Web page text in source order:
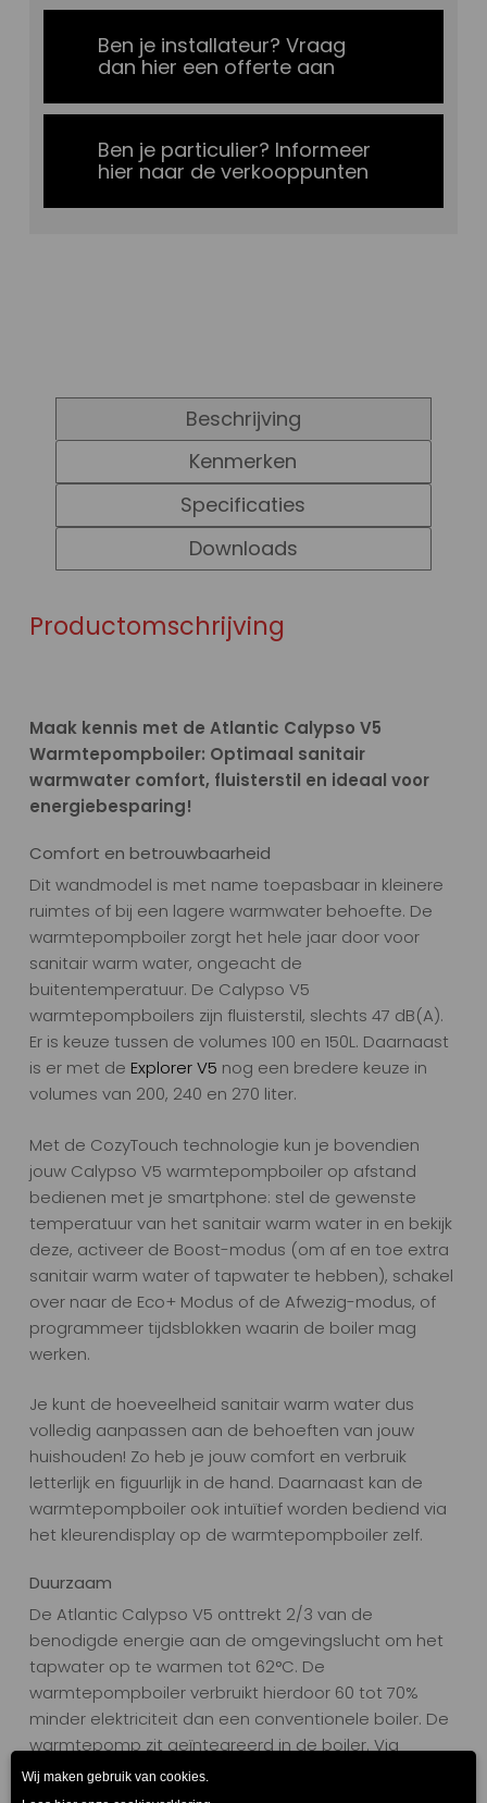
Ben je installateur? Vraag
dan hier een offerte aan
Ben je particulier? Informeer
hier naar de verkooppunten
Beschrijving
Kenmerken
Specificaties
Downloads
Productomschrijving
Maak kennis met de Atlantic Calypso V5
Warmtepompboiler: Optimaal sanitair
warmwater comfort, fluisterstil en ideaal voor
energiebesparing!
Comfort en betrouwbaarheid
Dit wandmodel is met name toepasbaar in kleinere
ruimtes of bij een lagere warmwater behoefte. De
warmtepompboiler zorgt het hele jaar door voor
sanitair warm water, ongeacht de
buitentemperatuur. De Calypso V5
warmtepompboilers zijn fluisterstil, slechts 47 dB(A).
Er is keuze tussen de volumes 100 en 150L. Daarnaast
is er met de Explorer V5 nog een bredere keuze in
volumes van 200, 240 en 270 liter.
Met de CozyTouch technologie kun je bovendien
jouw Calypso V5 warmtepompboiler op afstand
bedienen met je smartphone: stel de gewenste
temperatuur van het sanitair warm water in en bekijk
deze, activeer de Boost-modus (om af en toe extra
sanitair warm water of tapwater te hebben), schakel
over naar de Eco+ Modus of de Afwezig-modus, of
programmeer tijdsblokken waarin de boiler mag
werken.
Je kunt de hoeveelheid sanitair warm water dus
volledig aanpassen aan de behoeften van jouw
huishouden! Zo heb je jouw comfort en verbruik
letterlijk en figuurlijk in de hand. Daarnaast kan de
warmtepompboiler ook intuïtief worden bediend via
het kleurendisplay op de warmtepompboiler zelf.
Duurzaam
De Atlantic Calypso V5 onttrekt 2/3 van de
benodigde energie aan de omgevingslucht om het
tapwater op te warmen tot 62°C. De
warmtepompboiler verbruikt hierdoor 60 tot 70%
minder elektriciteit dan een conventionele boiler. De
warmtepomp zit geïntegreerd in de boiler. Via
kanalen wordt lucht van van binnen, of buiten, de
woning aangezogen en afgekoelde lucht weer